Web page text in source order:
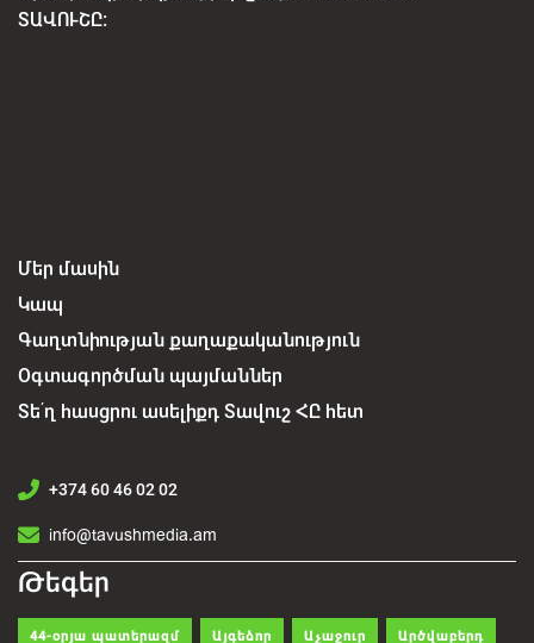
ՏԱՎՈՒՇԸ:
Մեր մասին
Կապ
Գաղտնիության քաղաքականություն
Օգտագործման պայմաններ
Տե՛ղ հասցրու ասելիքդ Տավուշ ՀԸ հետ
+374 60 46 02 02
info@tavushmedia.am
Թեգեր
44-օրյա պատերազմ Այգեձոր Աչաջուր Արծվաբերդ